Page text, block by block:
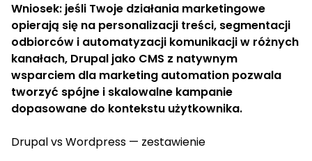
Wniosek: jeśli Twoje działania marketingowe
opierają się na personalizacji treści, segmentacji
odbiorców i automatyzacji komunikacji w różnych
kanałach, Drupal jako CMS z natywnym
wsparciem dla marketing automation pozwala
tworzyć spójne i skalowalne kampanie
dopasowane do kontekstu użytkownika.
Drupal vs Wordpress — zestawienie